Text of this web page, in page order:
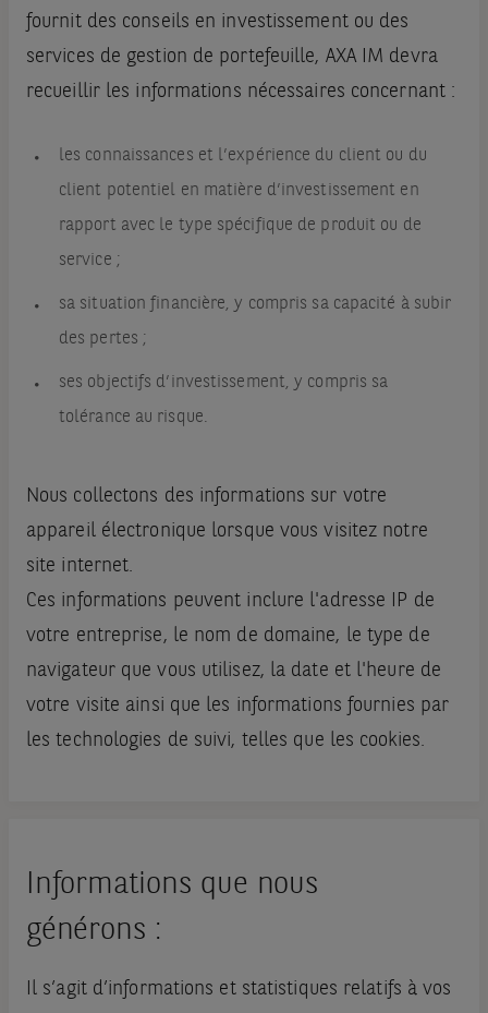
fournit des conseils en investissement ou des
services de gestion de portefeuille, AXA IM devra
recueillir les informations nécessaires concernant :
les connaissances et l’expérience du client ou du
client potentiel en matière d’investissement en
rapport avec le type spécifique de produit ou de
service ;
sa situation financière, y compris sa capacité à subir
des pertes ;
ses objectifs d’investissement, y compris sa
tolérance au risque.
Nous collectons des informations sur votre
appareil électronique lorsque vous visitez notre
site internet.
Ces informations peuvent inclure l'adresse IP de
votre entreprise, le nom de domaine, le type de
navigateur que vous utilisez, la date et l'heure de
votre visite ainsi que les informations fournies par
les technologies de suivi, telles que les cookies.
Informations que nous
générons :
Il s’agit d’informations et statistiques relatifs à vos